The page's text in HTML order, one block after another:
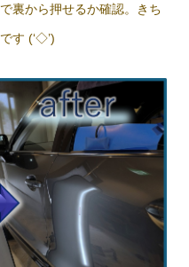
裏から押せるか確認。きち
す (‘◇’)ゞ